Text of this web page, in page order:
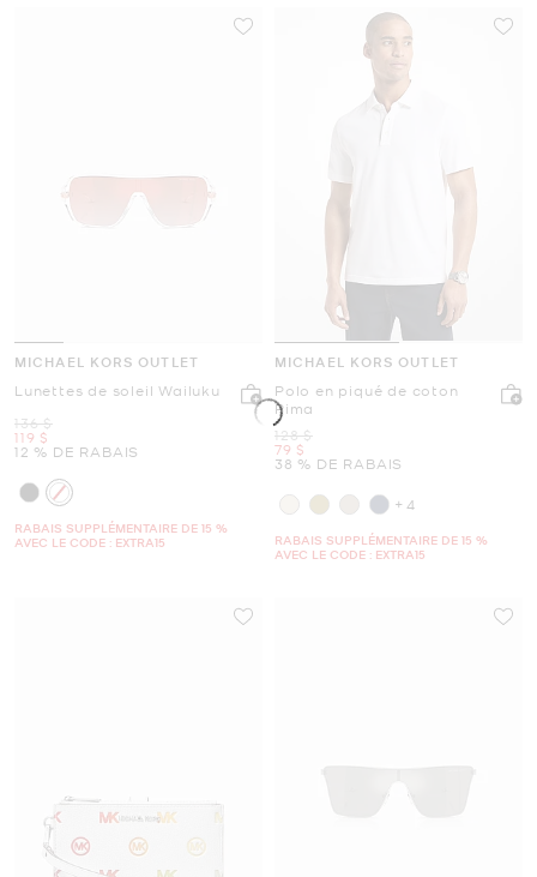
MICHAEL KORS OUTLET
Lunettes de soleil Wailuku
était
136 $
maintenant
119 $
12 % DE RABAIS
RABAIS SUPPLÉMENTAIRE DE 15 %
AVEC LE CODE : EXTRA15
MICHAEL KORS OUTLET
Polo en piqué de coton
Pima
était
128 $
maintenant
79 $
38 % DE RABAIS
+4
RABAIS SUPPLÉMENTAIRE DE 15 %
AVEC LE CODE : EXTRA15